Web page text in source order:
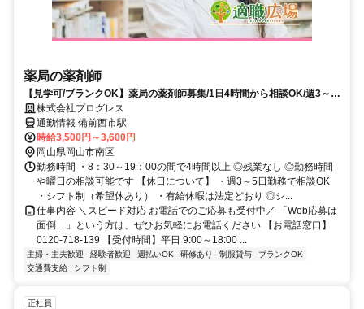
薬局の薬剤師
【見学可/ブランクOK】薬局の薬剤師募集/1日4時間から相談OK/週3～5
日勤務相談OK/シフト相談OK/希望休あり/車通勤可能です
株式会社プログレス
通勤情報 備前西市駅
時給3,500円～3,600円
岡山県岡山市南区
勤務時間 ・8：30～19：00の間で4時間以上 ◎残業なし ◎勤務時間
や曜日の相談可能です 【休日について】 ・週3～5日勤務で相談OK
・シフト制（希望休あり） ・有給休暇は法定どおり ◎シ...
仕事内容 ＼スピード対応 お電話でのご応募も受付中／ 「Web応募は
面倒…」という方は、ぜひお気軽にお電話ください 【お電話窓口】
0120-718-139 【受付時間】平日 9:00～18:00 ...
主婦・主夫歓迎 経験者歓迎 週払いOK 研修あり 制服貸与
ブランクOK
交通費支給
シフト制
正社員